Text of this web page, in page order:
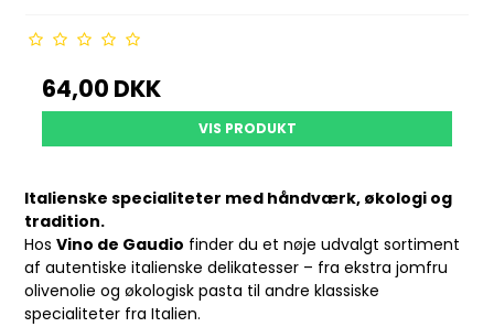
64,00 DKK
VIS PRODUKT
Italienske specialiteter med håndværk, økologi og
tradition.
HosVino de Gaudio finder du et nøje udvalgt sortiment
af autentiske italienske delikatesser – fra ekstra jomfru
olivenolie og økologisk pasta til andre klassiske
specialiteter fra Italien.